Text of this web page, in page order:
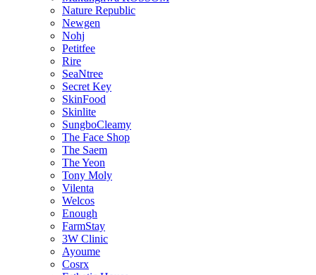
Nature Republic
Newgen
Nohj
Petitfee
Rire
SeaNtree
Secret Key
SkinFood
Skinlite
SungboCleamy
The Face Shop
The Saem
The Yeon
Tony Moly
Vilenta
Welcos
Enough
FarmStay
3W Clinic
Ayoume
Cosrx